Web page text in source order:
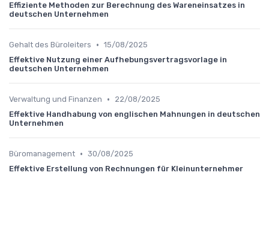
Effiziente Methoden zur Berechnung des Wareneinsatzes in
deutschen Unternehmen
Gehalt des Büroleiters • 15/08/2025
Effektive Nutzung einer Aufhebungsvertragsvorlage in
deutschen Unternehmen
Verwaltung und Finanzen •
22/08/2025
Effektive Handhabung von englischen Mahnungen in deutschen
Unternehmen
Büromanagement • 30/08/2025
Effektive Erstellung von Rechnungen für Kleinunternehmer